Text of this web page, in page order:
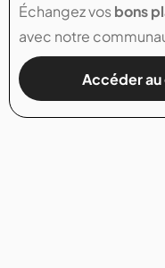
Échangez vosbons
avec notre
Accéder au